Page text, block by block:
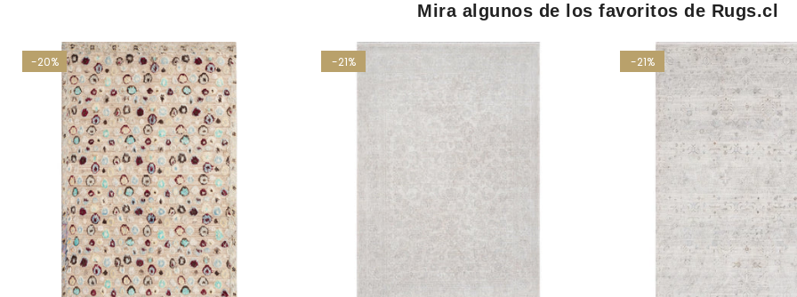
Mira algunos de los favoritos de Rugs.cl
-20% -21% -21%